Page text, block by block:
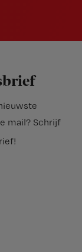
mail? Schrijf
!